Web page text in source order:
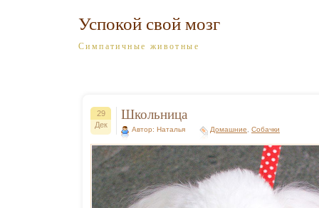
Успокой свой мозг
Симпатичные животные
29
Дек
Школьница
Автор: Наталья Домашние Собачки